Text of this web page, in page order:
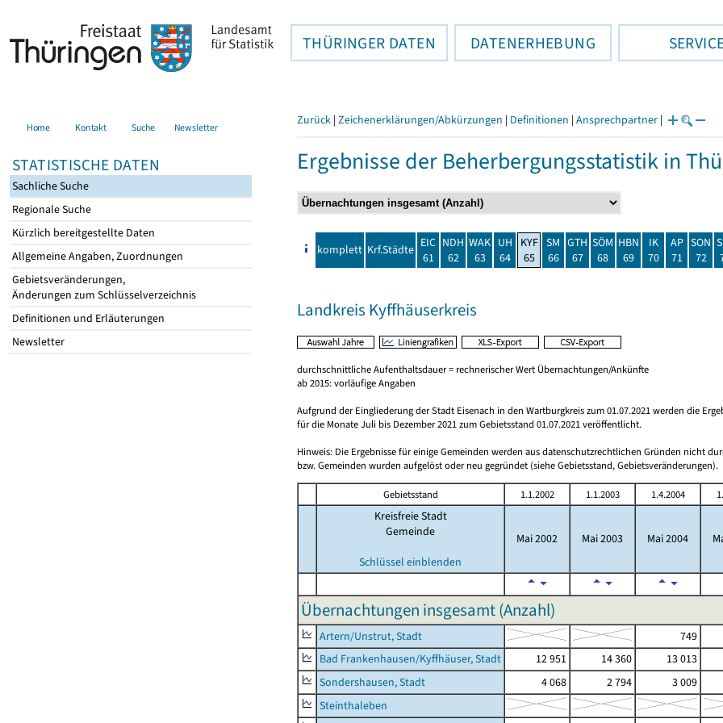
THÜRINGER DATEN DATENERHEBUNG
Home Kontakt Suche Newsletter
STATISTISCHE DATEN
Sachliche Suche
Regionale Suche
Kürzlich bereitgestellte Daten
Allgemeine Angaben, Zuordnungen
Gebietsveränderungen,
Änderungen zum Schlüsselverzeichnis
Definitionen und Erläuterungen
Newsletter
Zurück | Zeichenerklärungen/Abkürzungen | Definitionen | Ansprechpartner |
Ergebnisse der Beherbergungsstatistik in
komplett Krf.Städte EIC
61
NDH
62
WAK
63
UH
64
KYF
65
SM
66
GTH
67
SÖM
68
HBN
69
IK
70
AP
71
SON
72
Landkreis Kyffhäuserkreis
durchschnittliche Aufenthaltsdauer = rechnerischer Wert Übernachtungen/Ankünfte
ab 2015: vorläufige Angaben
Aufgrund der Eingliederung der Stadt Eisenach in den Wartburgkreis zum 01.07.2021 werden die
für die Monate Juli bis Dezember 2021 zum Gebietsstand 01.07.2021 veröffentlicht.
Hinweis: Die Ergebnisse für einige Gemeinden werden aus datenschutzrechtlichen Gründen nicht
bzw. Gemeinden wurden aufgelöst oder neu gegründet (siehe Gebietsstand, Gebietsveränderungen).
Gebietsstand 1.1.2002 1.1.2003 1.4.2004
Kreisfreie Stadt
Gemeinde
Schlüssel einblenden
Mai 2002 Mai 2003 Mai 2004
Übernachtungen insgesamt (Anzahl)
Artern/Unstrut, Stadt 749
Bad Frankenhausen/Kyffhäuser, Stadt
12 951 14 360 13 013
Sondershausen, Stadt
4 068 2 794 3 009
Steinthaleben